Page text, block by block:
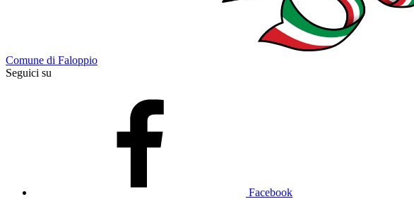
Comune di Faloppio
Seguici su
Facebook